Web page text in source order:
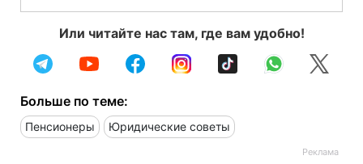
Или читайте нас там, где вам удобно!
Больше по теме:
Пенсионеры Юридические советы